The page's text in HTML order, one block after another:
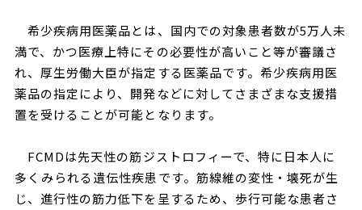
希少疾病用医薬品とは、国内での対象患者数が5万人未
満で、かつ医療上特にその必要性が高いこと等が審議さ
れ、厚生労働大臣が指定する医薬品です。希少疾病用医
薬品の指定により、開発などに対してさまざまな支援措
置を受けることが可能となります。
FCMDは先天性の筋ジストロフィーで、特に日本人に
多くみられる遺伝性疾患です。筋線維の変性・壊死が生
じ、進行性の筋力低下を呈するため、歩行可能な患者さ